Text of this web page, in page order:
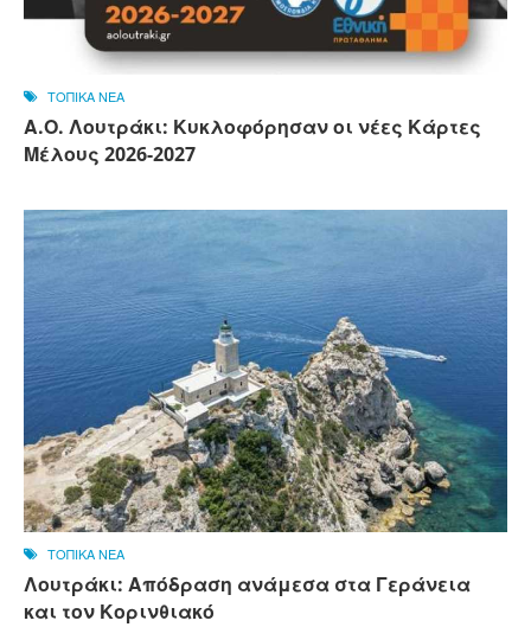
ΤΟΠΙΚΑ ΝΕΑ
Α.Ο. Λουτράκι: Κυκλοφόρησαν οι νέες Κάρτες
Μέλους 2026-2027
ΤΟΠΙΚΑ ΝΕΑ
Λουτράκι: Απόδραση ανάμεσα στα Γεράνεια
και τον Κορινθιακό